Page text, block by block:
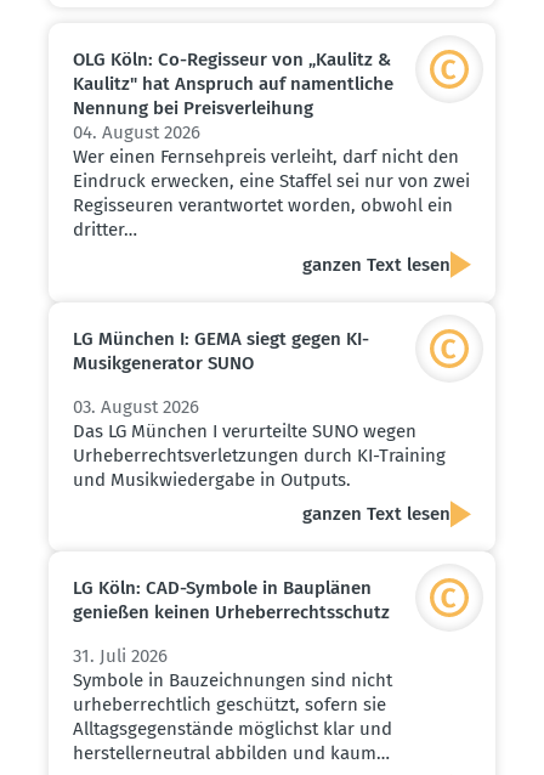
OLG Köln: Co-Regisseur von „Kaulitz &
Kaulitz" hat Anspruch auf nament­liche
Nennung bei Preis­ver­leihung
04. August 2026
Wer einen Fernsehpreis verleiht, darf nicht den
Eindruck erwecken, eine Staffel sei nur von zwei
Regisseuren verantwortet worden, obwohl ein
dritter…
ganzen Text lesen
LG München I: GEMA siegt gegen KI-
Musik­ge­ne­rator SUNO
03. August 2026
Das LG München I verurteilte SUNO wegen
Urheberrechtsverletzungen durch KI-Training
und Musikwiedergabe in Outputs.
ganzen Text lesen
LG Köln: CAD-Symbole in Bauplänen
genießen keinen Urheber­rechts­schutz
31. Juli 2026
Symbole in Bauzeichnungen sind nicht
urheberrechtlich geschützt, sofern sie
Alltagsgegenstände möglichst klar und
herstellerneutral abbilden und kaum…